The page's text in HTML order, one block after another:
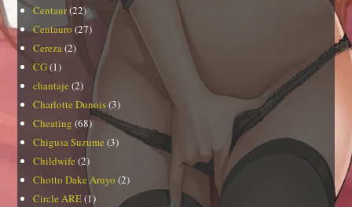
Centaur(22)
Centauro (27)
Cereza(2)
CG(1)
chantaje (2)
Charlotte Dunois(3)
Cheating (68)
Chigusa Suzume (3)
Childwife (2)
Chotto Dake Aruyo (2)
Circle ARE(1)